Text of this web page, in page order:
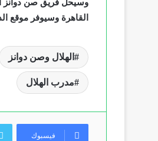
وسيحل فريق صن دوانز
القاهرة وسيوفر موقع
الهلال وصن دوانز
مدرب الهلال
فيسبوك